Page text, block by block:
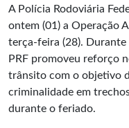
A Polícia Rodoviária
ontem (01) a Operação
terça-feira (28). Durante
PRF promoveu reforço
trânsito com o objetivo
criminalidade em
durante o feriado.